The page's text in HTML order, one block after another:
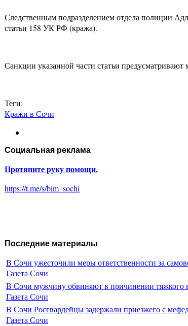
Следственным подразделением отдела полиции
статьи 158 УК РФ (кража).
Санкции указанной части статьи
Теги:
Кражи в Сочи
Социальная реклама
Протяните руку помощи.
https://t.me/s/bim_sochi
Последние материалы
В Сочи ужесточили меры ответственности за
Газета Сочи
В Сочи мужчину обвиняют в причинении тяжкого
Газета Сочи
В Сочи Росгвардейцы задержали приезжего с
Газета Сочи